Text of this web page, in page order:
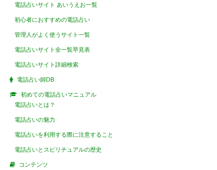
電話占いサイト あいうえお一覧
初心者におすすめの電話占い
管理人がよく使うサイト一覧
電話占いサイト全一覧早見表
電話占いサイト詳細検索
電話占い師DB
初めての電話占いマニュアル
電話占いとは？
電話占いの魅力
電話占いを利用する際に注意すること
電話占いとスピリチュアルの歴史
コンテンツ